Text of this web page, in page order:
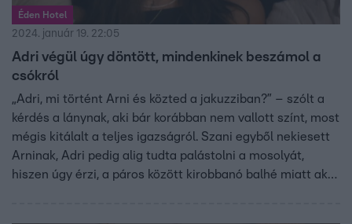
Éden Hotel
2024. január 19. 22:05
Adri végül úgy döntött, mindenkinek beszámol a
csókról
„Adri, mi történt Arni és közted a jakuzziban?” – szólt a
kérdés a lánynak, aki bár korábban nem vallott színt, most
mégis kitálalt a teljes igazságról. Szani egyből nekiesett
Arninak, Adri pedig alig tudta palástolni a mosolyát,
hiszen úgy érzi, a páros között kirobbanó balhé miatt akár